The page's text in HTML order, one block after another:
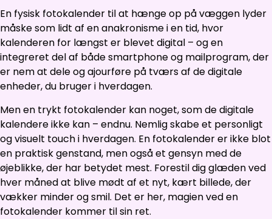
En fysisk fotokalender til at hænge op på væggen lyder
måske som lidt af en anakronisme i en tid, hvor
kalenderen for længst er blevet digital – og en
integreret del af både smartphone og mailprogram, der
er nem at dele og ajourføre på tværs af de digitale
enheder, du bruger i hverdagen.
Men en trykt fotokalender kan noget, som de digitale
kalendere ikke kan – endnu. Nemlig skabe et personligt
og visuelt touch i hverdagen. En fotokalender er ikke blot
en praktisk genstand, men også et gensyn med de
øjeblikke, der har betydet mest. Forestil dig glæden ved
hver måned at blive mødt af et nyt, kært billede, der
vækker minder og smil. Det er her, magien ved en
fotokalender kommer til sin ret.